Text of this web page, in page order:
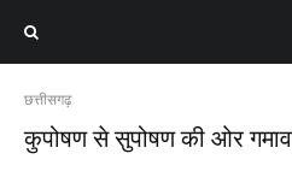
छत्तीसगढ़
कुपोषण से सुपोषण की ओर